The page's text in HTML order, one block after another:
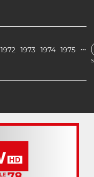
1972 1973 1974 1975 …